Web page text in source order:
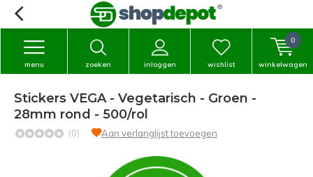
zoeken inloggen
menu wishlist winkelwagen
0
Stickers VEGA - Vegetarisch - Groen -
28mm rond - 500/rol
(0) Aan verlanglijst toevoegen